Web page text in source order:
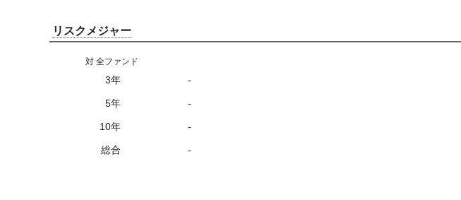
リスクメジャー
対 全ファンド
3年 -
5年 -
10年 -
総合 -